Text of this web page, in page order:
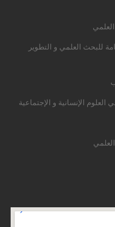
للبحث العلمي و التطوير
الإنسانية و الإجتماعية